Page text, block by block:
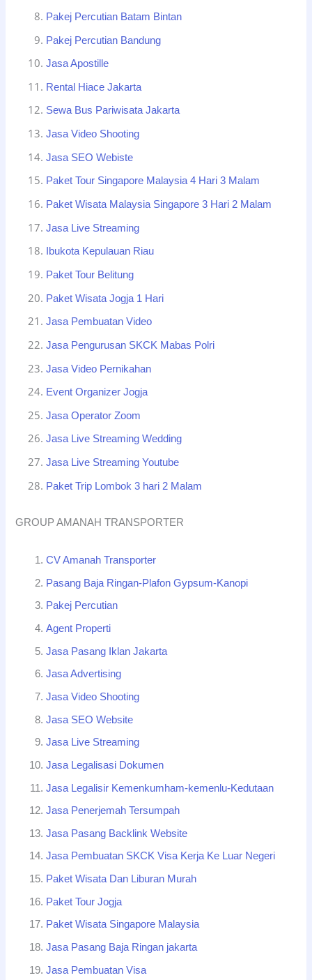
Pakej Percutian Batam Bintan
Pakej Percutian Bandung
Jasa Apostille
Rental Hiace Jakarta
Sewa Bus Pariwisata Jakarta
Jasa Video Shooting
Jasa SEO Webiste
Paket Tour Singapore Malaysia 4 Hari 3 Malam
Paket Wisata Malaysia Singapore 3 Hari 2 Malam
Jasa Live Streaming
Ibukota Kepulauan Riau
Paket Tour Belitung
Paket Wisata Jogja 1 Hari
Jasa Pembuatan Video
Jasa Pengurusan SKCK Mabas Polri
Jasa Video Pernikahan
Event Organizer Jogja
Jasa Operator Zoom
Jasa Live Streaming Wedding
Jasa Live Streaming Youtube
Paket Trip Lombok 3 hari 2 Malam
GROUP AMANAH TRANSPORTER
CV Amanah Transporter
Pasang Baja Ringan-Plafon Gypsum-Kanopi
Pakej Percutian
Agent Properti
Jasa Pasang Iklan Jakarta
Jasa Advertising
Jasa Video Shooting
Jasa SEO Website
Jasa Live Streaming
Jasa Legalisasi Dokumen
Jasa Legalisir Kemenkumham-kemenlu-Kedutaan
Jasa Penerjemah Tersumpah
Jasa Pasang Backlink Website
Jasa Pembuatan SKCK Visa Kerja Ke Luar Negeri
Paket Wisata Dan Liburan Murah
Paket Tour Jogja
Paket Wisata Singapore Malaysia
Jasa Pasang Baja Ringan jakarta
Jasa Pembuatan Visa